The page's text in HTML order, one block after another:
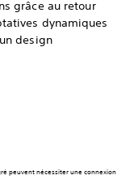
grâce au retour
dynamiques
design
peuvent nécessiter une connexion